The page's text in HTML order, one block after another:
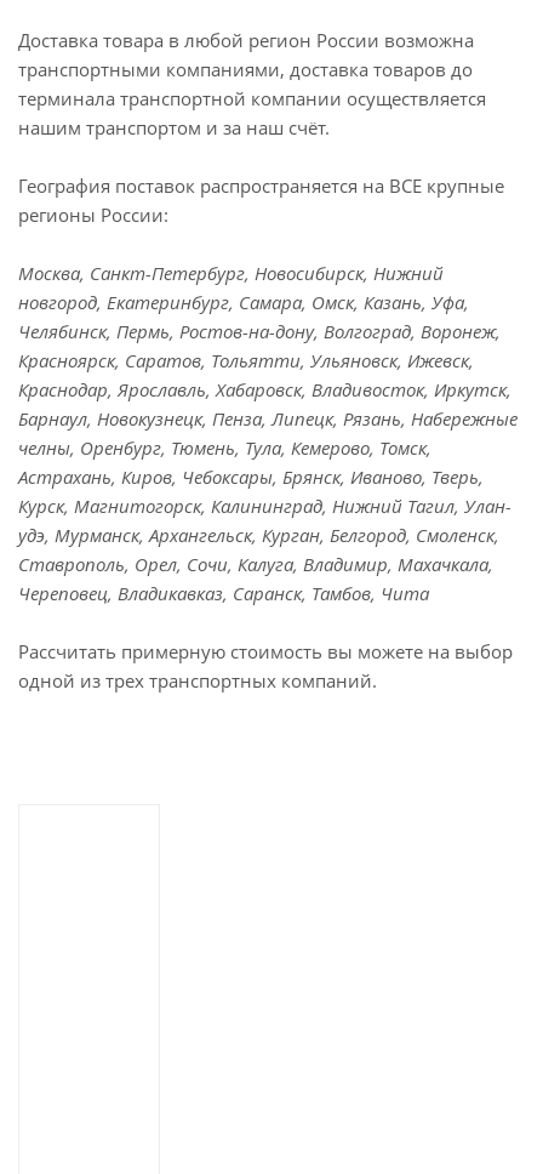
Доставка товара в любой регион России возможна
транспортными компаниями, доставка товаров до
терминала транспортной компании осуществляется
нашим транспортом и за наш счёт.
География поставок распространяется на ВСЕ крупные
регионы России:
Москва, Санкт-Петербург, Новосибирск, Нижний
новгород, Екатеринбург, Самара, Омск, Казань, Уфа,
Челябинск, Пермь, Ростов-на-дону, Волгоград, Воронеж,
Красноярск, Саратов, Тольятти, Ульяновск, Ижевск,
Краснодар, Ярославль, Хабаровск, Владивосток, Иркутск,
Барнаул, Новокузнецк, Пенза, Липецк, Рязань, Набережные
челны, Оренбург, Тюмень, Тула, Кемерово, Томск,
Астрахань, Киров, Чебоксары, Брянск, Иваново, Тверь,
Курск, Магнитогорск, Калининград, Нижний Тагил, Улан-
удэ, Мурманск, Архангельск, Курган, Белгород, Смоленск,
Ставрополь, Орел, Сочи, Калуга, Владимир, Махачкала,
Череповец, Владикавказ, Саранск, Тамбов, Чита
Рассчитать примерную стоимость вы можете на выбор
одной из трех транспортных компаний.